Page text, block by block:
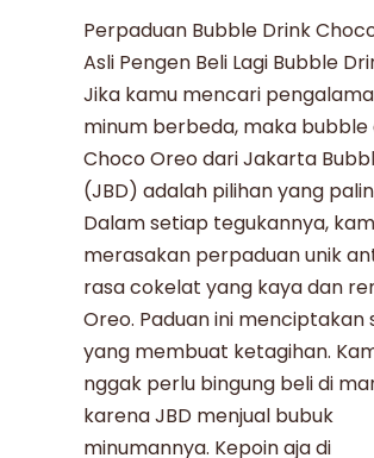
Perpaduan Bubble Drink
Asli Pengen Beli Lagi Bubble
Jika kamu mencari
minum berbeda, maka bubble
Choco Oreo dari Jakarta
(JBD) adalah pilihan yang
Dalam setiap tegukannya,
merasakan perpaduan unik
rasa cokelat yang kaya dan
Oreo. Paduan ini menciptakan
yang membuat ketagihan.
nggak perlu bingung beli di
karena JBD menjual bubuk
minumannya. Kepoin aja di